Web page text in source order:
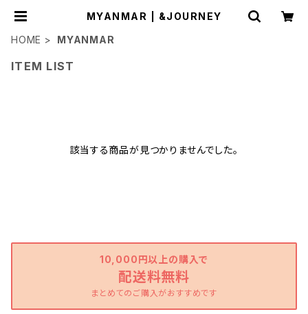
MYANMAR | &JOURNEY
HOME
MYANMAR
ITEM LIST
該当する商品が見つかりませんでした。
10,000円以上の購入で
配送料無料
まとめてのご購入がおすすめです